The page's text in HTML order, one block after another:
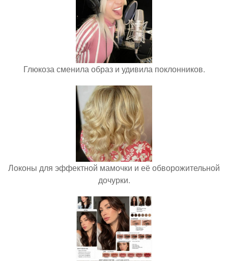
Глюкоза сменила образ и удивила поклонников.
Локоны для эффектной мамочки и её обворожительной
дочурки.